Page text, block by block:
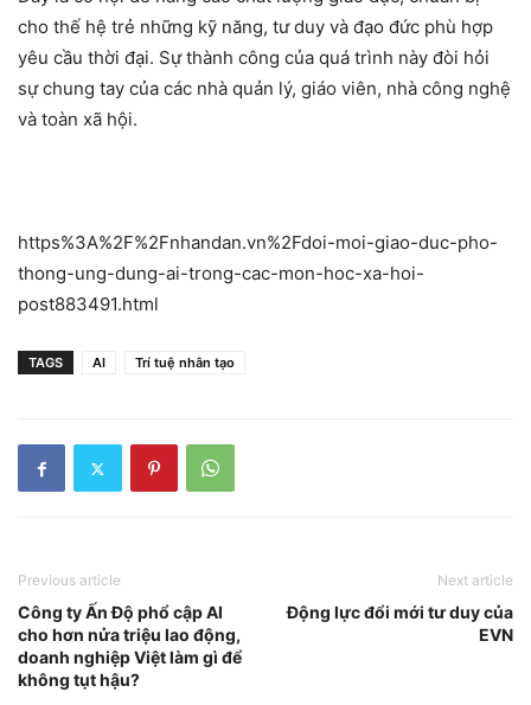
cho thế hệ trẻ những kỹ năng, tư duy và đạo đức phù hợp
yêu cầu thời đại. Sự thành công của quá trình này đòi hỏi
sự chung tay của các nhà quản lý, giáo viên, nhà công nghệ
và toàn xã hội.
https%3A%2F%2Fnhandan.vn%2Fdoi-moi-giao-duc-pho-
thong-ung-dung-ai-trong-cac-mon-hoc-xa-hoi-
post883491.html
TAGS AI Trí tuệ nhân tạo
Previous article
Công ty Ấn Độ phổ cập AI
cho hơn nửa triệu lao động,
doanh nghiệp Việt làm gì để
không tụt hậu?
Next article
Động lực đổi mới tư duy của
EVN